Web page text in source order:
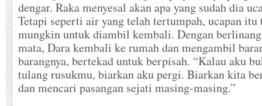
dengar. Raka menyesal akan apa yang sudah dia
Tetapi seperti air yang telah tertumpah, ucapan itu
mungkin untuk diambil kembali. Dengan
mata, Dara kembali ke rumah dan mengambil
barangnya, bertekad untuk berpisah. “Kalau aku
tulang rusukmu, biarkan aku pergi. Biarkan kita
dan mencari pasangan sejati masing-masing.”